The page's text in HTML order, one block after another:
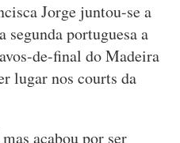
Jorge juntou-se a
portuguesa a
de-final do Madeira
lugar nos courts da
acabou por ser